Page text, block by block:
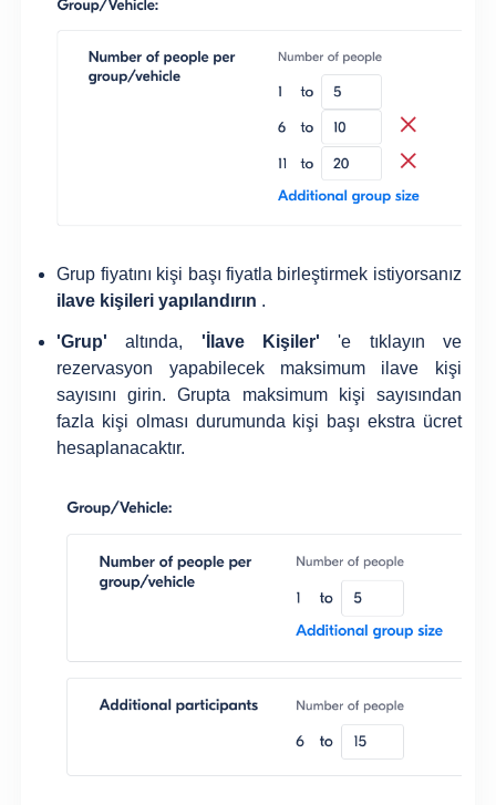
Grup fiyatını kişi başı fiyatla birleştirmek istiyorsanız
ilave kişileri yapılandırın .
'Grup' altında, ' İlave Kişiler''e tıklayın ve
rezervasyon yapabilecek maksimum ilave kişi
sayısını girin. Grupta maksimum kişi sayısından
fazla kişi olması durumunda kişi başı ekstra ücret
hesaplanacaktır.